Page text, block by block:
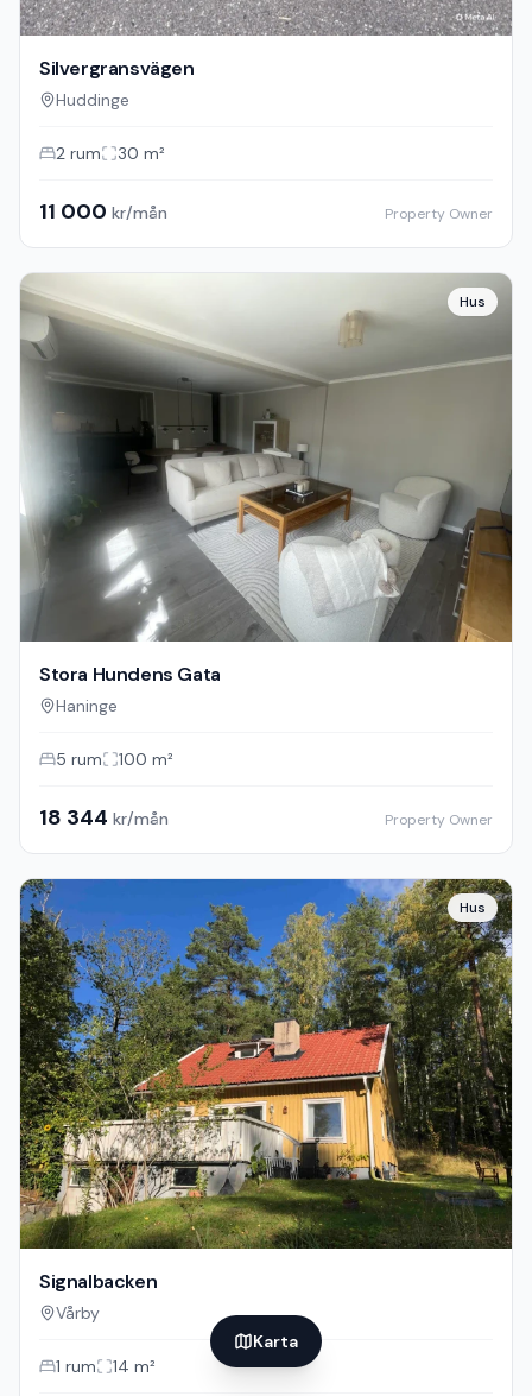
Silvergransvägen
Huddinge
2 rum 30 m²
11 000 kr/mån Property Owner
Hus
Stora Hundens Gata
Haninge
5 rum 100 m²
18 344 kr/mån Property Owner
Hus
Signalbacken
Vårby
1 rum 14 m²
Karta